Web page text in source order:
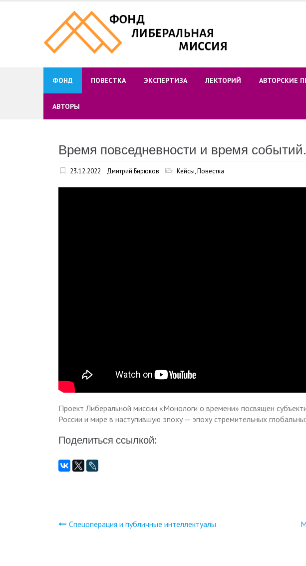
ФОНД ПОВЕСТКА ЭКСПЕРТИЗА ЛЕКТОРИЙ АВТОРСКИЕ
АВТОРЫ
Время повседневности и время
23.12.2022 Дмитрий Бирюков Кейсы,Повестка
Проект Либеральной миссии «Монологи о времени» посвящен
России и мире в наступившую эпоху — эпоху стремительных
Поделиться ссылкой:
Навигация
Спецоперация и публичные интеллектуалы